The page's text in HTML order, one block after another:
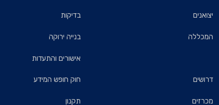
יצואנים
המכללה
בדיקות
בנייה ירוקה
אישורים והתעדות
דרושים
מכרזים
חוק חופש המידע
תקנון